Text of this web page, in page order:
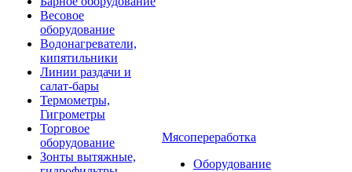
Весовое
оборудование
Водонагреватели,
кипятильники
Линии раздачи и
салат-бары
Термометры,
Гигрометры
Торговое
оборудование
Зонты вытяжные,
Мясопереработка
Оборудование